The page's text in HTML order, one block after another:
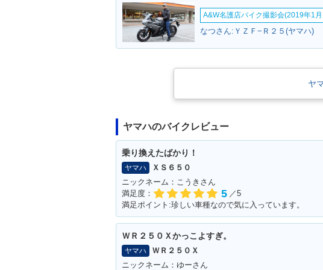
A&W名護店バイク撮影会(2019年1
なつさん:ＹＺＦ−Ｒ２５(ヤマハ)
ヤ
ヤマハのバイクレビュー
乗り換えたばかり！
ヤマハ
ＸＳ６５０
ニックネーム：こうきさん
満足度：
5 ／5
満足ポイント:珍しい車種なので気に入っています。
ＷＲ２５０Ｘかっこよすぎ。
ヤマハ
ＷＲ２５０Ｘ
ニックネーム：ゆーさん